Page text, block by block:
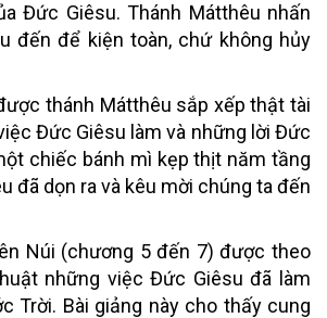
Đức Giêsu. Thánh Mátthêu nhấn
đến để kiện toàn, chứ không hủy
thánh Mátthêu sắp xếp thật tài
Đức Giêsu làm và những lời Đức
chiếc bánh mì kẹp thịt năm tầng
đã dọn ra và kêu mời chúng ta đến
Núi (chương 5 đến 7)được theo
những việc Đức Giêsu đã làm
Trời. Bài giảng này cho thấy cung